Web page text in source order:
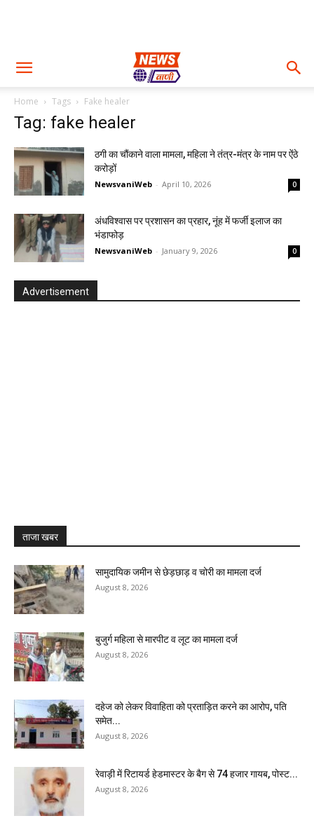
Home Tags Fake healer
Tag: fake healer
ठगी का चौंकाने वाला मामला, महिला ने तंत्र-मंत्र के नाम पर ऐंठे
करोड़ों
NewsvaniWeb - April 10, 2026 0
अंधविश्वास पर प्रशासन का प्रहार, नूंह में फर्जी इलाज का
भंडाफोड़
NewsvaniWeb - January 9, 2026 0
Advertisement
ताजा खबर
सामुदायिक जमीन से छेड़छाड़ व चोरी का मामला दर्ज
August 8, 2026
बुजुर्ग महिला से मारपीट व लूट का मामला दर्ज
August 8, 2026
दहेज को लेकर विवाहिता को प्रताड़ित करने का आरोप, पति
समेत...
August 8, 2026
रेवाड़ी में रिटायर्ड हेडमास्टर के बैग से ₹74 हजार गायब, पोस्ट...
August 8, 2026